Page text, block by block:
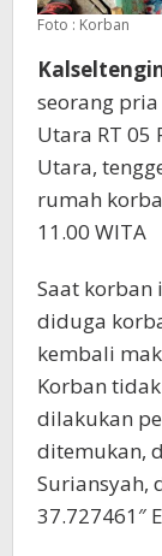
Foto : Korban
seorang pria
Utara RT 05
Utara,
rumah
11.00 WITA
Saat korban
diduga
kembali
Korban
dilakukan
ditemukan,
Suriansyah,
37.727461″